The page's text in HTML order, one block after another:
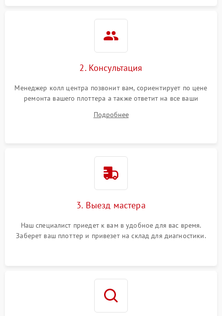
2. Консультация
Менеджер колл центра позвонит вам, сориентирует по цене
ремонта вашего плоттера а также ответит на все ваши
Подробнее
3. Выезд мастера
Наш специалист приедет к вам в удобное для вас время.
Заберет ваш плоттер и привезет на склад для диагностики.